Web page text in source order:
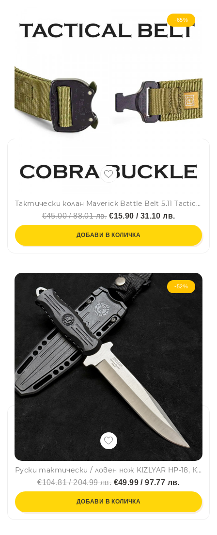
-65%
Тактически колан Maverick Battle Belt 5.11 Tactical GREEN, модел 56664, найлонова лента TAC-LAM, катарама COBRA
€45.00 / 88.01 лв.€15.90 / 31.10 лв.
ДОБАВИ В КОЛИЧКА
-52%
Руски тактически / ловен нож KIZLYAR HP-18, Кизляр- Нож РАЗВЕДЧИКА, стомана AUS-8
€104.81 / 204.99 лв. €49.99 / 97.77 лв.
ДОБАВИ В КОЛИЧКА